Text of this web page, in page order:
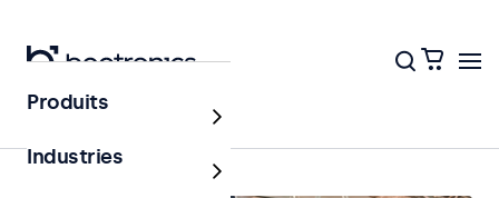
Accueil
Produits
Industries